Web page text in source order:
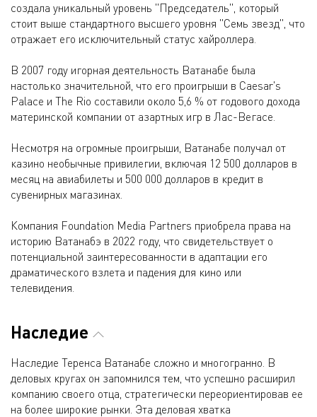
создала уникальный уровень "Председатель", который
стоит выше стандартного высшего уровня "Семь звезд", что
отражает его исключительный статус хайроллера.
В 2007 году игорная деятельность Ватанабе была
настолько значительной, что его проигрыши в Caesar's
Palace и The Rio составили около 5,6 % от годового дохода
материнской компании от азартных игр в Лас-Вегасе.
Несмотря на огромные проигрыши, Ватанабе получал от
казино необычные привилегии, включая 12 500 долларов в
месяц на авиабилеты и 500 000 долларов в кредит в
сувенирных магазинах.
Компания Foundation Media Partners приобрела права на
историю Ватанабэ в 2022 году, что свидетельствует о
потенциальной заинтересованности в адаптации его
драматического взлета и падения для кино или
телевидения.
Наследие
Наследие Теренса Ватанабе сложно и многогранно. В
деловых кругах он запомнился тем, что успешно расширил
компанию своего отца, стратегически переориентировав ее
на более широкие рынки. Эта деловая хватка